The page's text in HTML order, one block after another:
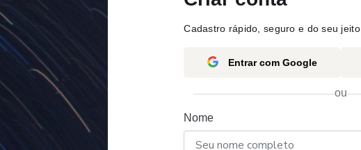
Cadastro rápido, seguro e do seu jeito.
Entrar com Google
ou
Nome